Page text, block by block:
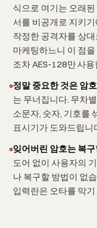
식으로 여기는 오래
서를 비공개로 지키
작정한 공격자를 상
마케팅하느니 이 점
조차 AES-128만 사용
정말 중요한 것은 암
는 무너집니다. 무차
소문자, 숫자, 기호를
표시기가 도와드립니
잊어버린 암호는 복
도어 없이 사용자의
나 복구할 방법이 없
입력란은 오타를 막